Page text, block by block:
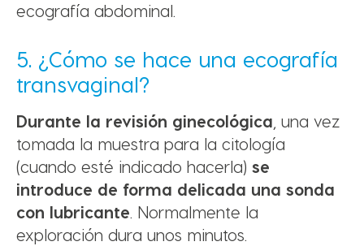
ecografía abdominal.
5. ¿Cómo se hace una ecografía
transvaginal?
Durante la revisión ginecológica , una vez
tomada la muestra para la citología
(cuando esté indicado hacerla) se
introduce de forma delicada una sonda
con lubricante. Normalmente la
exploración dura unos minutos.